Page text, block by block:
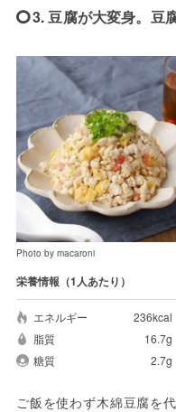
3. 豆腐が大変身。豆
Photo by macaroni
栄養情報（1人あたり）
エネルギー 236kcal
脂質
16.7g
糖質
2.7g
ご飯を使わず木綿豆腐を